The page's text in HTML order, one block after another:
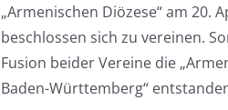
„Armenischen Diözese“ am 20.
beschlossen sich zu vereinen.
Fusion beider Vereine die
Baden-Württemberg“